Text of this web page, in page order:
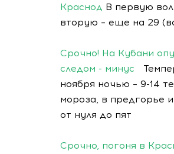
Краснод В первую
вторую – еще на 29
Срочно! На Кубани
следом - минус
ноября ночью – 9-14
мороза, в предгорье
от нуля до пят
Срочно, погоня в